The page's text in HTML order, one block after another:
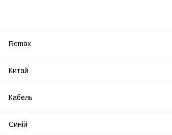
Remax
Китай
Кабель
Синій